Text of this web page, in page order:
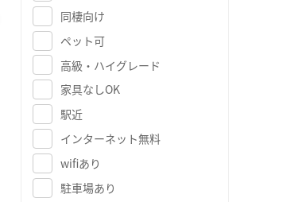
同棲向け
ペット可
高級・ハイグレード
家具なしOK
駅近
インターネット無料
wifiあり
駐車場あり